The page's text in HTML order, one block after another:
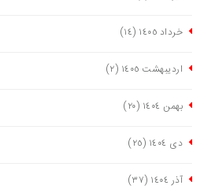
خرداد ١٤٠٥ (١٤)
اردیبهشت ١٤٠٥ (٢)
بهمن ١٤٠٤ (٢٠)
دی ١٤٠٤ (٢٥)
آذر ١٤٠٤ (٣٧)